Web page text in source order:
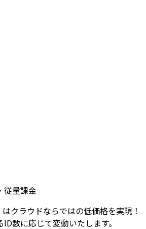
従量課金
はクラウドならではの低価格を実現！
数に応じて変動いたします。